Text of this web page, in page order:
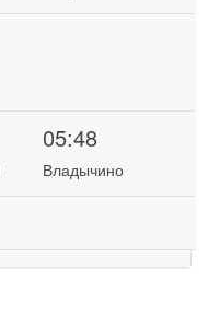
05:48
Владычино